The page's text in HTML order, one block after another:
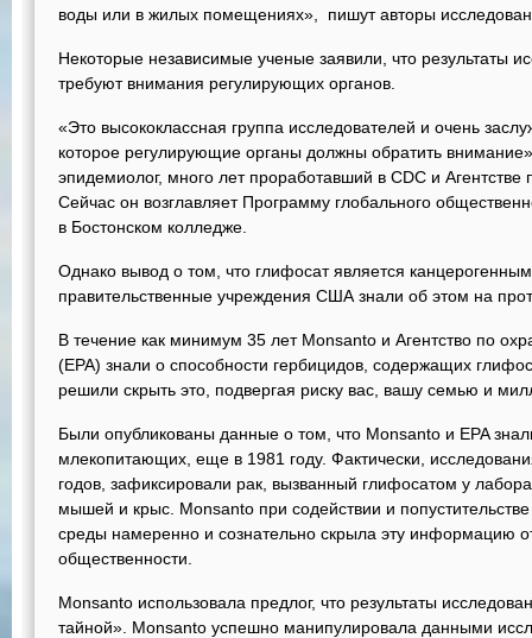
воды или в жилых помещениях», пишут авторы
Некоторые независимые ученые заявили, что результаты
требуют внимания регулирующих органов.
«Это высококлассная группа исследователей и очень
которое регулирующие органы должны обратить
эпидемиолог, много лет проработавший в CDC и
Сейчас он возглавляет Программу глобального
в Бостонском колледже.
Однако вывод о том, что глифосат является
правительственные учреждения США знали об этом на
В течение как минимум 35 лет Monsanto и Агентство по
(EPA) знали о способности гербицидов, содержащих
решили скрыть это, подвергая риску вас, вашу семью и
Были опубликованы данные о том, что Monsanto и EPA
млекопитающих, еще в 1981 году. Фактически,
годов, зафиксировали рак, вызванный глифосатом у
мышей и крыс. Monsanto при содействии и
среды намеренно и сознательно скрыла эту информацию
общественности.
Monsanto использовала предлог, что результаты
тайной». Monsanto успешно манипулировала данными